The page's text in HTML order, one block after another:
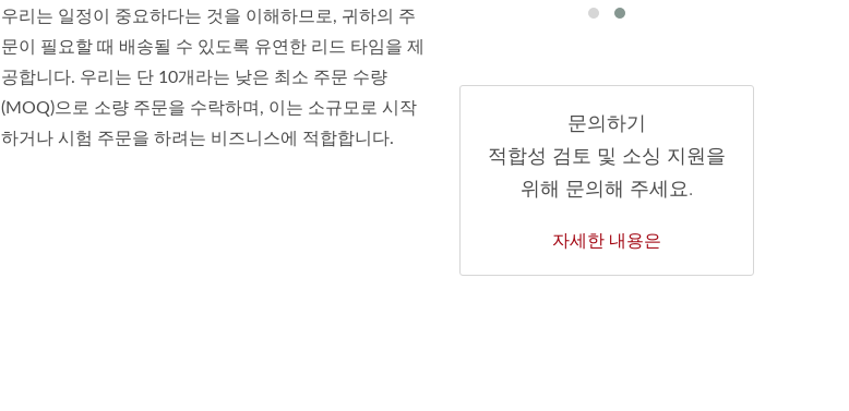
우리는 일정이 중요하다는 것을 이해하므로, 귀하의 주
문이 필요할 때 배송될 수 있도록 유연한 리드 타임을 제
공합니다. 우리는 단 10개라는 낮은 최소 주문 수량
(MOQ)으로 소량 주문을 수락하며, 이는 소규모로 시작
하거나 시험 주문을 하려는 비즈니스에 적합합니다.
문의하기
적합성 검토 및 소싱 지원을
위해 문의해 주세요.
자세한 내용은